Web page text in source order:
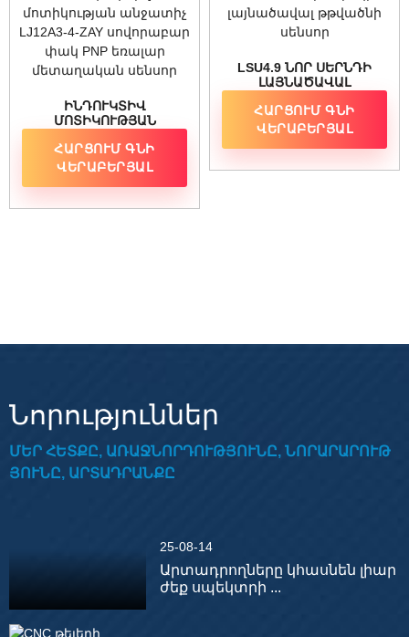
ԻՆԴՈՒԿՏԻՎ
ՄՈՏԻԿՈՒԹՅԱՆ
ՍՈՎՈՐԱԲԱՐ ՓԱԿ PNP
ԵՌԱԼԱՐ ՄԵՏԱՂԱԿԱՆ
ՀԱՐՑՈՒՄ ԳՆԻ
ՎԵՐԱԲԵՐՅԱԼ
LSU4.9 ՆՈՐ ՍԵՐՆԴԻ
ԼԱՅՆԱԾԱՎԱԼ
ՀԱՐՑՈՒՄ ԳՆԻ
ՎԵՐԱԲԵՐՅԱԼ
Նորություններ
ՄԵՐ ՀԵՏՔԸ, ԱՌԱՋՆՈՐԴՈՒԹՅՈՒՆԸ, ՆՈՐԱՐԱՐՈՒԹ
ՅՈՒՆԸ, ԱՐՏԱԴՐԱՆՔԸ
25-08-14
Արտադրողները կհասնեն լիար
ժեք սպեկտրի ...